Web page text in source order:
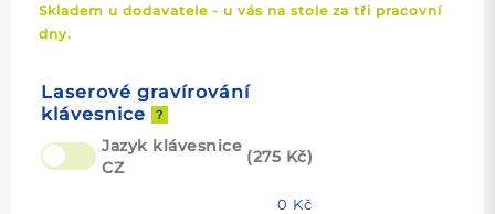
Skladem u dodavatele - u vás na stole za tři pracovní
dny.
Laserové gravírování
klávesnice
?
Jazyk klávesnice
CZ
(275 Kč)
0 Kč